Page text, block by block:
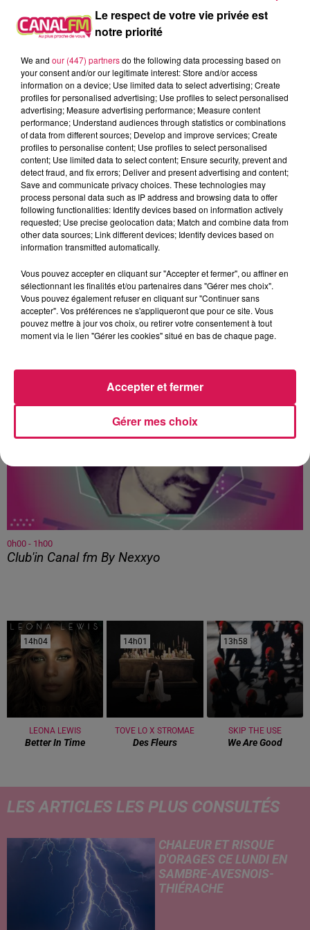
demainau centre socio-culturel de l’Epinette à
Maubeugeet dimanche, à la salle des sports de
Noël, du vin chaud et un espace restauration.
La croix rouge de Jeumont organise aussi son marché
de Noël, c’est demain de 10h à 16h et ça va se dérouler à
la Maison de la Solidarité, avec une vente de jouets,
d’objets de décorations, de vêtements et de quelques
gourmandises.
Cousolre: un marché de Noël à ne pas rater ce week-
end
Au programme, il y aurades balades en calèche, un
atelier « contes de Noël » et un spectacle de cracheur de
feu ce samedi, un concert de la chorale Arc en ciel ce
dimanche à 15h, suivi par une prestation de l’orchestre
philharmonique.
Par Paul Schuler / Avec T.P. / Photo : sur les rails
À L'ANTENNE
0h00 - 1h00
Club'in Canal fm By Nexxyo
14h04
14h04
LEONA LEWIS
Better In Time
14h01
14h01
TOVE LO X STROMAE
Des Fleurs
13h58
13h58
SKIP THE USE
We Are Good
LES ARTICLES LES PLUS CONSULTÉS
CHALEUR ET RISQUE
D'ORAGES CE LUNDI EN
SAMBRE-AVESNOIS-
THIÉRACHE
Le respect de votre vie privée est
notre priorité
We and our (447) partnersdo the following data processing based on
your consent and/or our legitimate interest: Store and/or access
information on a device; Use limited data to select advertising; Create
profiles for personalised advertising; Use profiles to select personalised
advertising; Measure advertising performance; Measure content
performance; Understand audiences through statistics or combinations
of data from different sources; Develop and improve services; Create
profiles to personalise content; Use profiles to select personalised
content; Use limited data to select content; Ensure security, prevent and
detect fraud, and fix errors; Deliver and present advertising and content;
Save and communicate privacy choices. These technologies may
process personal data such as IP address and browsing data to offer
following functionalities: Identify devices based on information actively
requested; Use precise geolocation data; Match and combine data from
other data sources; Link different devices; Identify devices based on
information transmitted automatically.
Vous pouvez accepter en cliquant sur "Accepter et fermer", ou affiner en
sélectionnant les finalités et/ou partenaires dans "Gérer mes choix".
Vous pouvez également refuser en cliquant sur "Continuer sans
accepter". Vos préférences ne s'appliqueront que pour ce site. Vous
pouvez mettre à jour vos choix, ou retirer votre consentement à tout
moment via le lien "Gérer les cookies" situé en bas de chaque page.
Gérer mes choix
Accepter et fermer